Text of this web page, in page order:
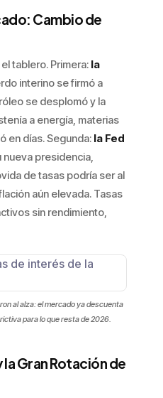
Cambio de
tablero. Primera: la
interino se firmó a
se desplomó y la
a energía, materias
en días. Segunda: la Fed
nueva presidencia,
de tasas podría ser al
aún elevada. Tasas
sin rendimiento,
al alza: el mercado ya descuenta
para lo que resta de 2026.
la Gran Rotación de